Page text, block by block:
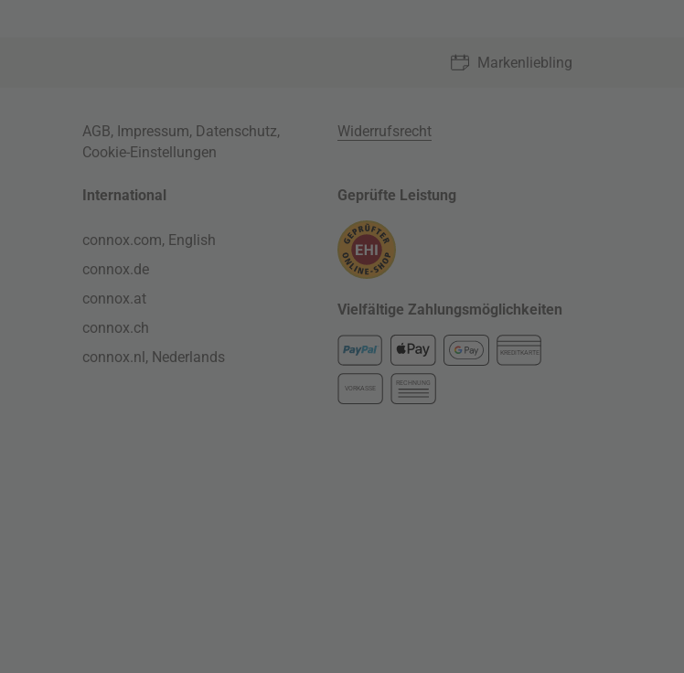
Markenliebling
AGB, Impressum, Datenschutz,
Cookie-Einstellungen
Widerrufsrecht
International
connox.com, English
connox.de
connox.at
connox.ch
connox.nl, Nederlands
Geprüfte Leistung
Vielfältige Zahlungsmöglichkeiten
KREDITKARTE
VORKASSE
RECHNUNG